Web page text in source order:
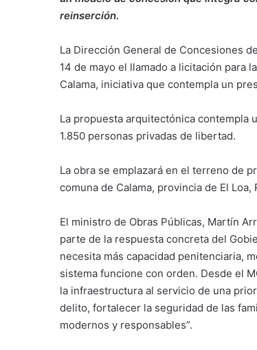
reinserción.
La Dirección General de Concesiones
14 de mayo el llamado a licitación para
Calama, iniciativa que contempla un
La propuesta arquitectónica contempla
1.850 personas privadas de libertad.
La obra se emplazará en el terreno de
comuna de Calama, provincia de El Loa,
El ministro de Obras Públicas, Martín
parte de la respuesta concreta del
necesita más capacidad penitenciaria,
sistema funcione con orden. Desde el
la infraestructura al servicio de una
delito, fortalecer la seguridad de las
modernos y responsables”.